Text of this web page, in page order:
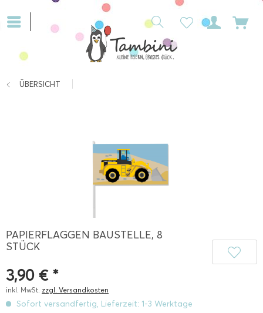
ÜBERSICHT
PAPIERFLAGGEN BAUSTELLE, 8
STÜCK
3,90 € *
inkl. MwSt. zzgl. Versandkosten
Sofort versandfertig, Lieferzeit: 1-3 Werktage